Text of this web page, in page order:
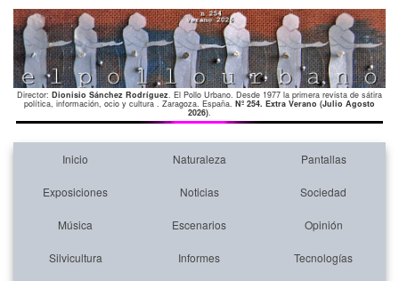
Director: Dionisio Sánchez Rodríguez. El Pollo Urbano. Desde 1977 la primera revista de sátira
política, información, ocio y cultura . Zaragoza. España. Nº 254. Extra Verano (Julio Agosto
2026).
Inicio Naturaleza Pantallas
Exposiciones Noticias Sociedad
Música Escenarios Opinión
Silvicultura Informes Tecnologías